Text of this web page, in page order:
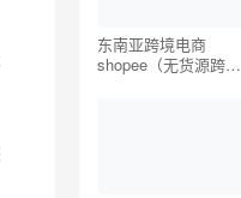
东南亚跨境电商
shopee（无货源跨境